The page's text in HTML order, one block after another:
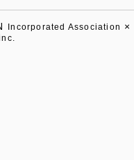
Incorporated Association ×